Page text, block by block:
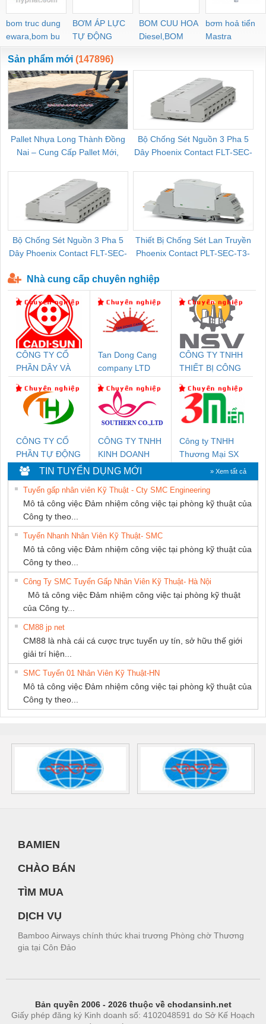
bom truc dung
ewara,bom bu
ewara
BƠM ÁP LỰC
TỰ ĐỘNG
BOM CUU HOA
Diesel,BOM
CHUA CHAY
bơm hoả tiển
Mastra
Sản phẩm mới (147896)
Pallet Nhựa Long Thành Đồng
Nai – Cung Cấp Pallet Mới,
Bộ Chống Sét Nguồn 3 Pha 5
Dây Phoenix Contact FLT-SEC-
Bộ Chống Sét Nguồn 3 Pha 5
Dây Phoenix Contact FLT-SEC-
Thiết Bị Chống Sét Lan Truyền
Phoenix Contact PLT-SEC-T3-
Nhà cung cấp chuyên nghiệp
CÔNG TY CỔ
PHẦN DÂY VÀ
THƯỢNG ĐÌNH
Tan Dong Cang
company LTD
CÔNG TY TNHH
THIẾT BỊ CÔNG
SETSUBI VIỆT
NAM
CÔNG TY CỔ
PHẦN TỰ ĐỘNG
TIẾN HƯNG
CÔNG TY TNHH
KINH DOANH
DỊCH VỤ XNK
PHƯƠNG NAM
Công ty TNHH
Thương Mại SX
TIN TUYỂN DỤNG MỚI » Xem tất cả
Tuyển gấp nhân viên Kỹ Thuật - Cty SMC Engineering
Mô tả công việc Đảm nhiệm công việc tại phòng kỹ thuật của
Công ty theo...
Tuyển Nhanh Nhân Viên Kỹ Thuật- SMC
Mô tả công việc Đảm nhiệm công việc tại phòng kỹ thuật của
Công ty theo...
Công Ty SMC Tuyển Gấp Nhân Viên Kỹ Thuật- Hà Nội
Mô tả công việc Đảm nhiệm công việc tại phòng kỹ thuật
của Công ty...
CM88 jp net
CM88 là nhà cái cá cược trực tuyến uy tín, sở hữu thế giới
giải trí hiện...
SMC Tuyển 01 Nhân Viên Kỹ Thuật-HN
Mô tả công việc Đảm nhiệm công việc tại phòng kỹ thuật của
Công ty theo...
BAMIEN
CHÀO BÁN
TÌM MUA
DỊCH VỤ
Bamboo Airways chính thức khai trương Phòng chờ Thương
gia tại Côn Đảo
Bản quyền 2006 - 2026 thuộc về chodansinh.net
Giấy phép đăng ký Kinh doanh số: 4102048591 do Sở Kế Hoạch